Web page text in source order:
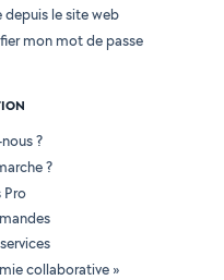
depuis le site web
mon mot de passe
?
?
Pro
collaborative »